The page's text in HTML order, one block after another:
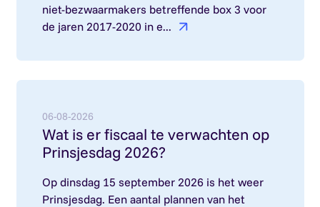
niet-bezwaarmakers betreffende box 3 voor
de jaren 2017-2020 in e...
Lees meer over: Wat is er fiscaal te verwachten
06-08-2026
Wat is er fiscaal te verwachten op
Prinsjesdag 2026?
Op dinsdag 15 september 2026 is het weer
Prinsjesdag. Een aantal plannen van het